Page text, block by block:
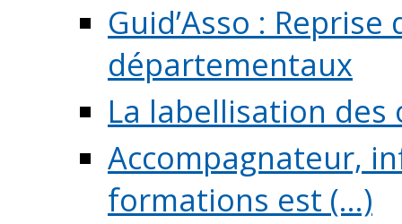
Guid’Asso :
départementaux
La labellisation
Accompagnateur,
formations est (...)